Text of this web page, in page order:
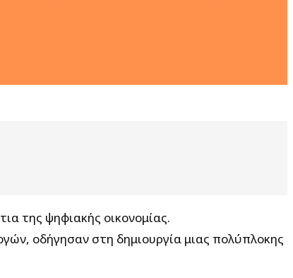
της ψηφιακής οικονομίας.
οδήγησαν στη δημιουργία μιας πολύπλοκης